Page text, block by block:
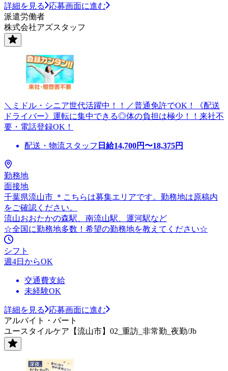
詳細を見る
応募画面に進む
派遣労働者
株式会社アズスタッフ
＼ミドル・シニア世代活躍中！！／普通免許でOK！《配送
ドライバー》運転に集中できる◎体の負担は極少！！来社不
要・電話登録OK！
配送・物流スタッフ 日給14,700円〜18,375円
勤務地
面接地
千葉県流山市 ＊こちらは募集エリアです。勤務地は原稿内
をご確認ください。
流山おおたかの森駅、南流山駅、運河駅など
☆全国に勤務地多数！希望の勤務地を教えてください☆
シフト
週4日からOK
交通費支給
未経験OK
詳細を見る
応募画面に進む
アルバイト・パート
ユースタイルケア【流山市】02_重訪_非常勤_夜勤/Jb